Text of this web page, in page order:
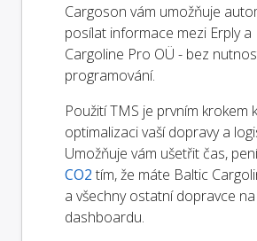
Cargoson vám umožňuje
posílat informace mezi Erply a
Cargoline Pro OÜ - bez
programování.
Použití TMS je prvním krokem k
optimalizaci vaší dopravy a
Umožňuje vám ušetřit čas,
CO2 tím, že máte Baltic
a všechny ostatní dopravce
dashboardu.